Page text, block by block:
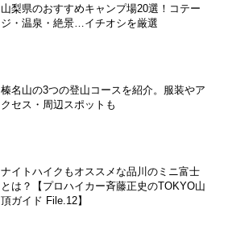
山梨県のおすすめキャンプ場20選！コテー
ジ・温泉・絶景…イチオシを厳選
榛名山の3つの登山コースを紹介。服装やア
クセス・周辺スポットも
ナイトハイクもオススメな品川のミニ富士
とは？【プロハイカー斉藤正史のTOKYO山
頂ガイド File.12】